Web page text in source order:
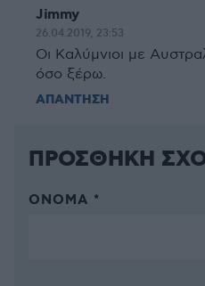
Jimmy
26.04.2019, 23:53
Οι Καλύμνιοι με
όσο ξέρω.
ΑΠΑΝΤΗΣΗ
ΠΡΟΣΘΗΚΗ
ΌΝΟΜΑ *